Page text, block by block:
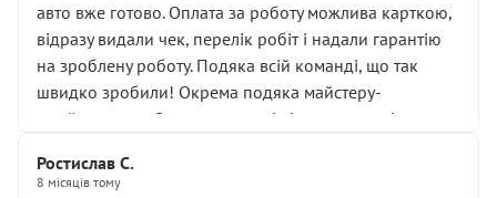
новий власник, не застяг в полі))
Але після нинішнього візиту такі дрібниці вже не
здаються дрібницями.
Я — клієнт, який працює на довірі, і саме її цей сервіс
Хотілося б більше:
• належної уваги до авто
авто вже готово. Оплата за роботу можлива карткою,
відразу видали чек, перелік робіт і надали гарантію
на зроблену роботу. Подяка всій команді, що так
швидко зробили! Окрема подяка майстеру-
приймальнику Олександру: всі чітко та по суті.
звертатися до цього автосервісу.
Ростислав С.
8 місяців тому